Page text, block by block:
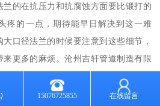
的在抗压力和抗腐蚀方面要比锻打的
疼的一点，期待能早日解决到这一难
口径法兰的时候要注意到这些细节，
来更多的麻烦。沧州吉轩管道制造有限
15076725855 在线留言